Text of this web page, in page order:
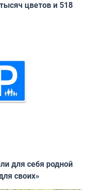
цветов и 518
для себя родной
своих»